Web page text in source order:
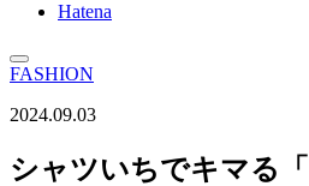
Hatena
FASHION
2024.09.03
シャツいちでキマる